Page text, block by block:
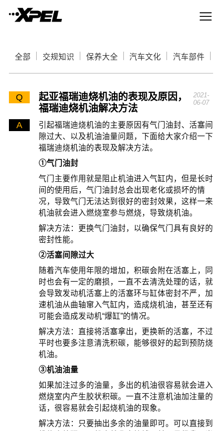
全部 交规知识 保养大全 汽车文化 汽车部件
Q
起亚福瑞迪烧机油的表现及原因，
福瑞迪烧机油解决方法
2021-
06-07
A
引起福瑞迪烧机油的主要原因有气门油封、活塞间
隙过大、以及机油油量问题，下面给大家介绍一下
福瑞迪烧机油的表现及解决方法。
①气门油封
气门主要作用就是阻止机油进入气缸内，但是长时
间的使用后，气门油封总会出现老化或损坏的情
况，导致气门无法达到很好的密封效果，这样一来
机油就会进入燃烧室参与燃烧，导致烧机油。
解决方法：更换气门油封，以确保气门具有良好的
密封性能。
②活塞间隙过大
随着汽车使用年限的增加，积碳会附在活塞上，同
时也会有一定的磨损，一直不去清洗处理的话，就
会导致发动机活塞上的活塞环与缸体密封不严，加
速机油从曲轴窜入气缸内，造成烧机油，甚至还有
可能会造成发动机“爆缸”的情况。
解决方法：直接将活塞拿出，更换新的活塞，不过
平时也要多注意清洗积碳，能够很好的起到预防烧
机油。
③机油油量
如果加注过多的油量，多出的机油很容易就会进入
燃烧室内产生胶状积碳。一直不注意机油加注量的
话，很容易就会引起烧机油的现象。
解决方法：只要抽出多余的油量即可。可以直接到